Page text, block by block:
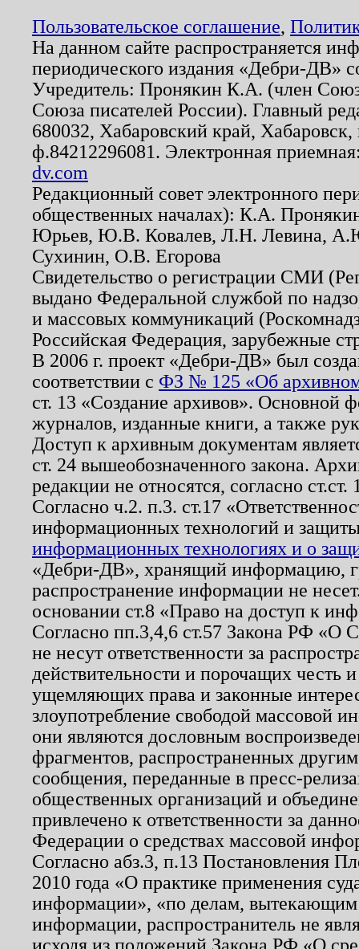
Пользовательское соглашение,
На данном сайте распространяется
периодического издания «Дебри-ДВ»
Учредитель: Пронякин К.А. (член
Союза писателей России). Главный
680032, Хабаровский край,
ф.84212296081. Электронная
dv.com
Редакционный совет электронного
общественных началах): К.А.
Юрьев, Ю.В. Ковалев, Л.Н. Левина,
Сухинин, О.В. Егорова
Свидетельство о регистрации СМИ
выдано Федеральной службой по
и массовых коммуникаций
Российская Федерация, зарубежные
В 2006 г. проект «Дебри-ДВ» был
соответствии с ФЗ № 125 «Об
ст. 13 «Создание архивов». Основной
журналов, изданные книги, а также
Доступ к архивным документам
ст. 24 вышеобозначенного закона.
редакции не относятся, согласно
Согласно ч.2. п.3. ст.17
информационных технологий и
информационных технологиях и о
«Дебри-ДВ», хранящий информацию,
распространение информации не
основании ст.8 «Право на доступ к
Согласно пп.3,4,6 ст.57 Закона РФ «О
не несут ответственности за
действительности и порочащих честь
ущемляющих права и законные
злоупотребление свободой массовой
они являются дословным
фрагментов, распространенных
сообщения, переданные в пресс-
общественных организаций и
привлечено к ответственности за
Федерации о средствах массовой
Согласно абз.3, п.13 Постановления
2010 года «О практике применения
информации», «по делам, вытекающим
информации, распространитель не
исходя из положений Закона РФ «О